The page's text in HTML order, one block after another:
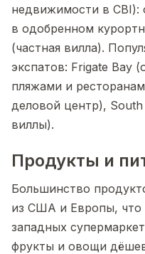
недвижимости в CBI):
в одобренном
(частная вилла).
экспатов: Frigate Bay
пляжами и
деловой центр),
виллы).
Продукты и
Большинство
из США и Европы, что
западных
фрукты и овощи